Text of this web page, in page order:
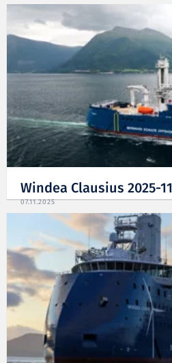
Windea Clausius 2025-11
07.11.2025